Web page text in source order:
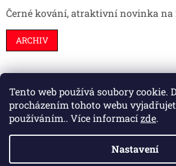
Tento web používá soubory cookie.
procházením tohoto webu
používáním.. Více informacízde.
Nastavení
Černé kování, atraktivní novinka na
ARCHIV
Stavební pouzdra Interiéry
Vytvořil Shoptet